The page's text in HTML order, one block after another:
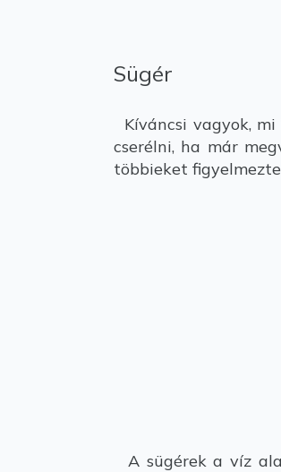
Sügér
Kíváncsi vagyok,
cserélni, ha már
többieket
A sügérek a víz